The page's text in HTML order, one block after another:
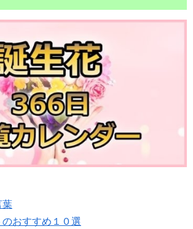
葉
おすすめ１０選